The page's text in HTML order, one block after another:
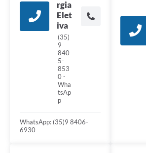
rgia
Elet
iva
(35)
9
840
5-
853
0 -
Wha
tsAp
p
WhatsApp: (35)9 8406-
6930